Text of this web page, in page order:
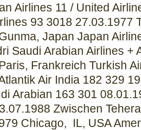
Airlines 11 / United
93 3018 27.03.1977
Japan Japan
Saudi Arabian Airlines +
Frankreich Turkish
Air India 182 329
Arabian 163 301
Zwischen
Chicago, IL, USA